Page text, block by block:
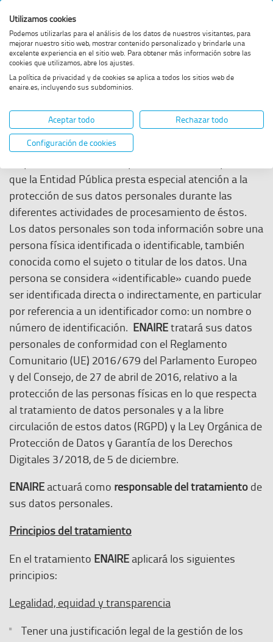
Página
web
de
Enaire
Menï¿½
principal
de
Enaire
ENAIRE
Estás
en:
Política de Privacidad
Política de Privacidad
Contenido y alcance
que la Entidad Pública presta especial atención a la
protección de sus datos personales durante las
diferentes actividades de procesamiento de éstos.
Los datos personales son toda información sobre una
persona física identificada o identificable, también
conocida como el sujeto o titular de los datos. Una
persona se considera «identificable» cuando puede
ser identificada directa o indirectamente, en particular
por referencia a un identificador como: un nombre o
número de identificación. ENAIREtratará sus datos
personales de conformidad con el Reglamento
Comunitario (UE) 2016/679 del Parlamento Europeo
y del Consejo, de 27 de abril de 2016, relativo a la
protección de las personas físicas en lo que respecta
al tratamiento de datos personales y a la libre
circulación de estos datos (RGPD) y la Ley Orgánica de
Protección de Datos y Garantía de los Derechos
Digitales 3/2018, de 5 de diciembre.
ENAIRE actuará como responsable del tratamiento de
sus datos personales.
Principios del tratamiento
En el tratamiento ENAIRE aplicará los siguientes
principios:
Legalidad, equidad y transparencia
Tener una justificación legal de la gestión de los
Utilizamos cookies
Podemos utilizarlas para el análisis de los datos de nuestros visitantes, para
mejorar nuestro sitio web, mostrar contenido personalizado y brindarle una
excelente experiencia en el sitio web. Para obtener más información sobre las
cookies que utilizamos, abre los ajustes.
La política de privacidad y de cookies se aplica a todos los sitios web de
enaire.es, incluyendo sus subdominios.
Aceptar todo
Rechazar todo
Configuración de cookies